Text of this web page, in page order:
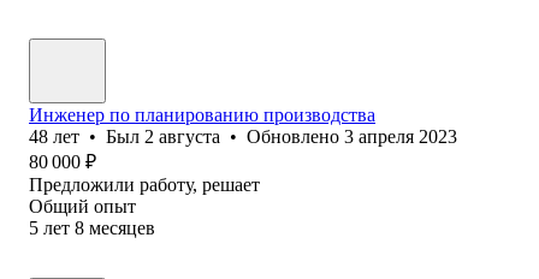
Инженер по планированию производства
48 лет • Был 2 августа • Обновлено 3 апреля 2023
80 000 ₽
Предложили работу, решает
Общий опыт
5 лет 8 месяцев